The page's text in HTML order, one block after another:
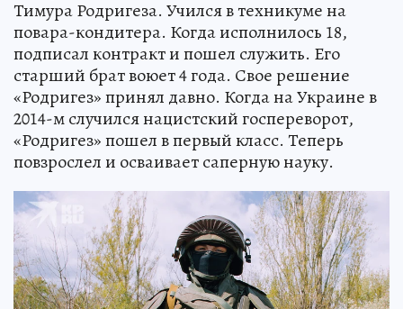
Тимура Родригеза. Учился в техникуме на
повара-кондитера. Когда исполнилось 18,
подписал контракт и пошел служить. Его
старший брат воюет 4 года. Свое решение
«Родригез» принял давно. Когда на Украине в
2014-м случился нацистский госпереворот,
«Родригез» пошел в первый класс. Теперь
повзрослел и осваивает саперную науку.